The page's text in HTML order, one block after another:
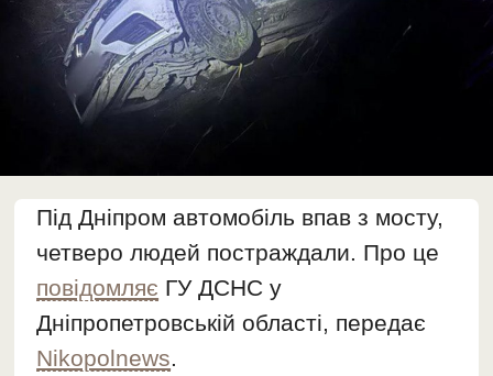
Під Дніпром автомобіль впав з мосту,
четверо людей постраждали. Про це
повідомляє ГУ ДСНС у
Дніпропетровській області, передає
Nikopolnews.